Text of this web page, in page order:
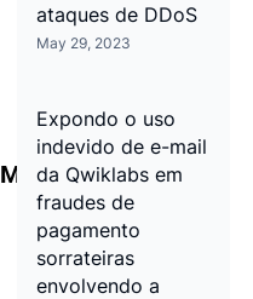
Membros
ataques de DDoS
May 29, 2023
Expondo o uso
indevido de e-mail
da Qwiklabs em
fraudes de
pagamento
sorrateiras
envolvendo a